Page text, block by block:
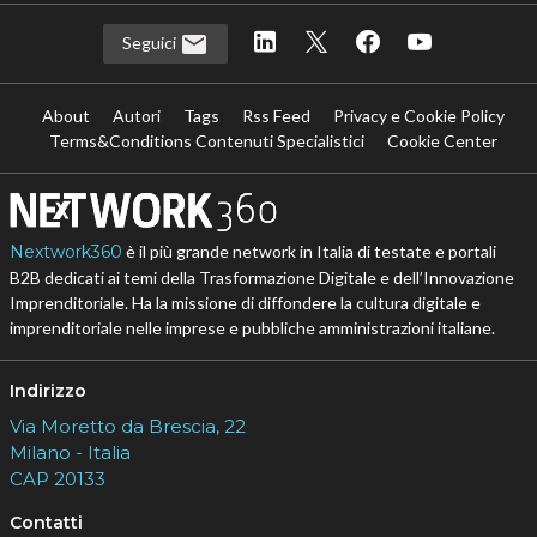
Seguici
About Autori Tags Rss Feed
Privacy e Cookie Policy
Terms&Conditions Contenuti Specialistici
Cookie Center
Nextwork360 è il più grande network in Italia di testate e portali
B2B dedicati ai temi della Trasformazione Digitale e dell’Innovazione
Imprenditoriale. Ha la missione di diffondere la cultura digitale e
imprenditoriale nelle imprese e pubbliche amministrazioni italiane.
Indirizzo
Via Moretto da Brescia, 22
Milano - Italia
CAP 20133
Contatti